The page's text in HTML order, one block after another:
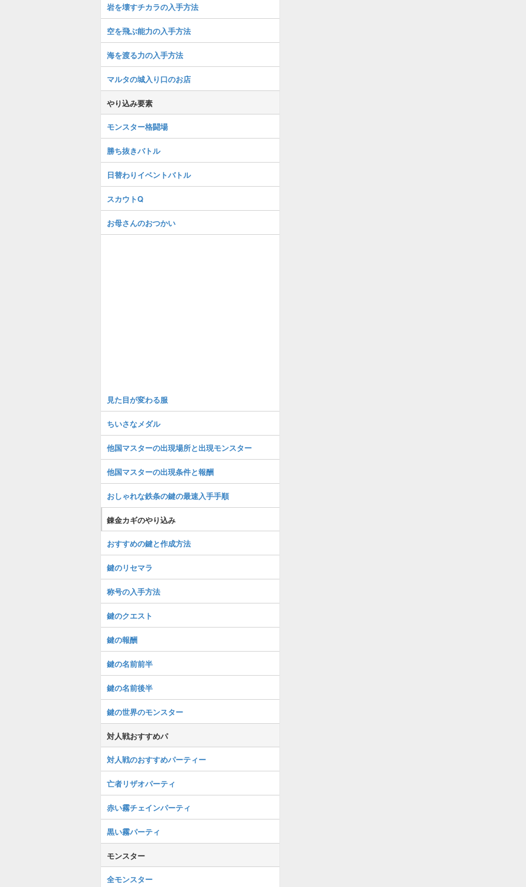
岩を壊すチカラの入手方法
空を飛ぶ能力の入手方法
海を渡る力の入手方法
マルタの城入り口のお店
やり込み要素
モンスター格闘場
勝ち抜きバトル
日替わりイベントバトル
スカウトQ
お母さんのおつかい
見た目が変わる服
ちいさなメダル
他国マスターの出現場所と出現モンスター
他国マスターの出現条件と報酬
おしゃれな鉄条の鍵の最速入手手順
錬金カギのやり込み
おすすめの鍵と作成方法
鍵のリセマラ
称号の入手方法
鍵のクエスト
鍵の報酬
鍵の名前前半
鍵の名前後半
鍵の世界のモンスター
対人戦おすすめパ
対人戦のおすすめパーティー
亡者リザオパーティ
赤い霧チェインパーティ
黒い霧パーティ
モンスター
全モンスター